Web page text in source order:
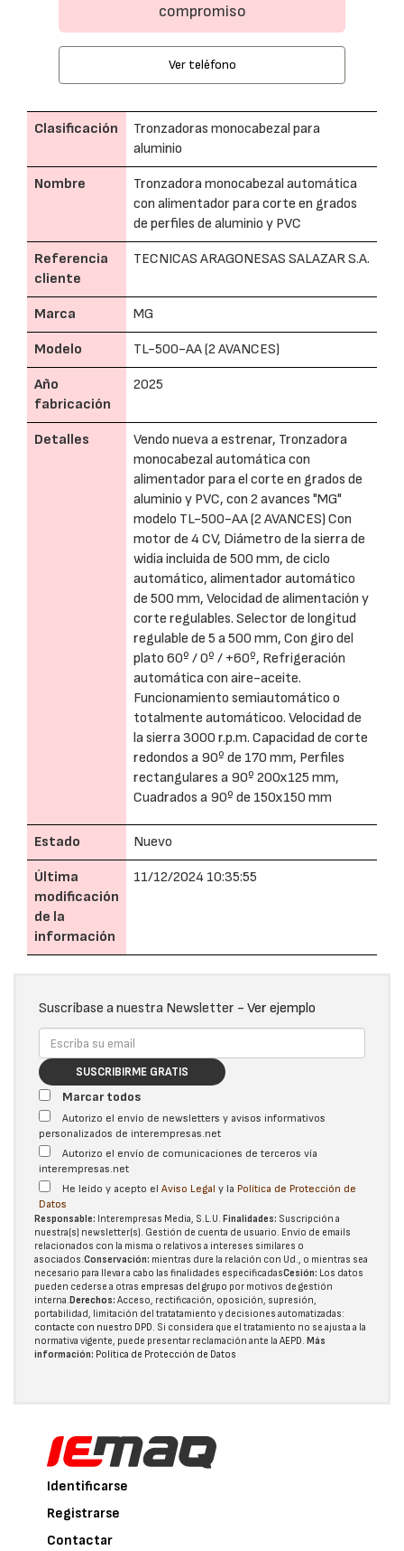
compromiso
Ver teléfono
Clasificación
Tronzadoras monocabezal para
aluminio
Nombre
Tronzadora monocabezal automática
con alimentador para corte en grados
de perfiles de aluminio y PVC
Referencia
cliente
TECNICAS ARAGONESAS SALAZAR S.A.
Marca MG
Modelo TL-500-AA (2 AVANCES)
Año
fabricación
2025
Detalles
Vendo nueva a estrenar, Tronzadora
monocabezal automática con
alimentador para el corte en grados de
aluminio y PVC, con 2 avances "MG"
modelo TL-500-AA (2 AVANCES) Con
motor de 4 CV, Diámetro de la sierra de
widia incluida de 500 mm, de ciclo
automático, alimentador automático
de 500 mm, Velocidad de alimentación y
corte regulables. Selector de longitud
regulable de 5 a 500 mm, Con giro del
plato 60º / 0º / +60º, Refrigeración
automática con aire-aceite.
Funcionamiento semiautomático o
totalmente automáticoo. Velocidad de
la sierra 3000 r.p.m. Capacidad de corte
redondos a 90º de 170 mm, Perfiles
rectangulares a 90º 200x125 mm,
Cuadrados a 90º de 150x150 mm
Estado Nuevo
Última
modificación
de la
información
11/12/2024 10:35:55
Suscríbase a nuestra Newsletter - Ver ejemplo
SUSCRIBIRME GRATIS
Marcar todos
Autorizo el envío de newsletters y avisos informativos
personalizados de interempresas.net
Autorizo el envío de comunicaciones de terceros vía
interempresas.net
He leído y acepto el Aviso Legal y la Política de Protección de
Datos
Responsable: Interempresas Media, S.L.U. Finalidades: Suscripción a
nuestra(s) newsletter(s). Gestión de cuenta de usuario. Envío de emails
relacionados con la misma o relativos a intereses similares o
asociados.Conservación: mientras dure la relación con Ud., o mientras sea
necesario para llevar a cabo las finalidades especificadasCesión: Los datos
pueden cederse a otras empresas del grupo por motivos de gestión
interna.Derechos: Acceso, rectificación, oposición, supresión,
portabilidad, limitación del tratatamiento y decisiones automatizadas:
contacte con nuestro DPD. Si considera que el tratamiento no se ajusta a la
normativa vigente, puede presentar reclamación ante la AEPD. Más
información: Política de Protección de Datos
Identificarse
Registrarse
Contactar